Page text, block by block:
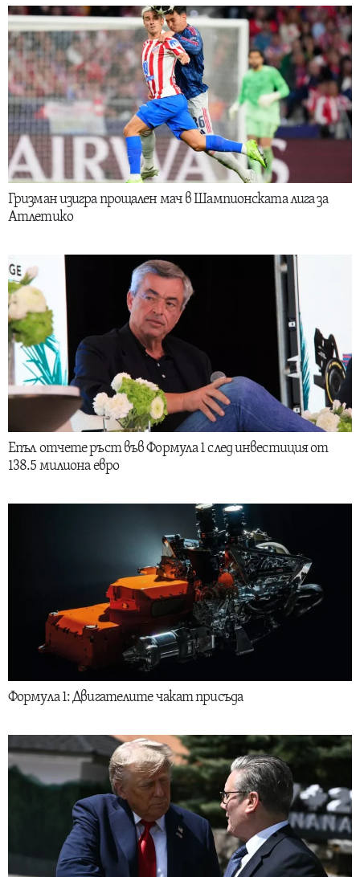
Гризман изигра прощален мач в Шампионската лига за
Атлетико
Епъл отчете ръст във Формула 1 след инвестиция от
138.5 милиона евро
Формула 1: Двигателите чакат присъда